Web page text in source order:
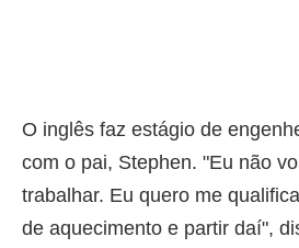
O inglês faz estágio de
com o pai, Stephen. "Eu não
trabalhar. Eu quero me
de aquecimento e partir daí",